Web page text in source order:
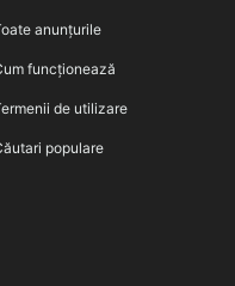
anunțurile
funcționează
de utilizare
populare